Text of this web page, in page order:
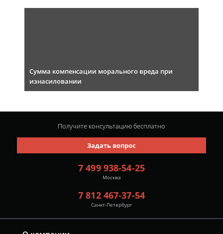
Сумма компенсации морального вреда при
изнасиловании
7 499 938-54-25
Москва
7 812 467-37-54
Санкт-Петербург
Задать вопрос
Получите консультациюбесплатно